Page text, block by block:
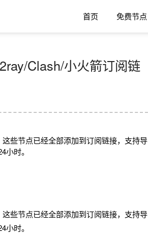
首页 免费节点
Clash/小火箭订阅链
些节点已经全部添加到订阅链接，支持导
时。
些节点已经全部添加到订阅链接，支持导
时。